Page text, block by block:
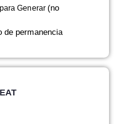
Generar (no
de permanencia